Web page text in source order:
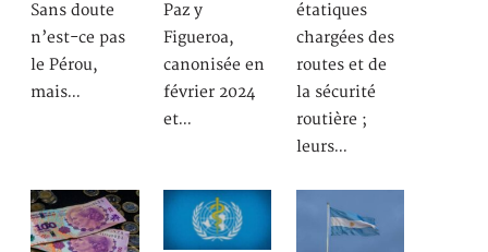
Sans doute
n’est-ce pas
le Pérou,
mais…
Paz y
Figueroa,
canonisée en
février 2024
et…
étatiques
chargées des
routes et de
la sécurité
routière ;
leurs…